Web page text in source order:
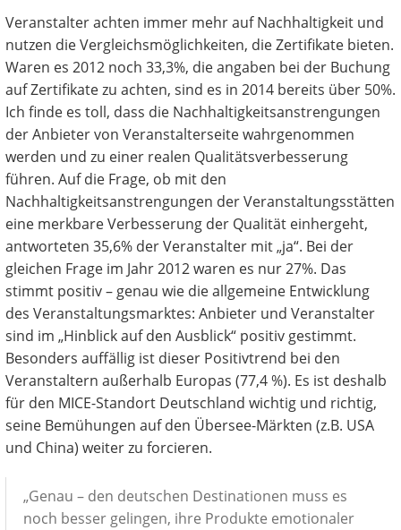
Veranstalter achten immer mehr auf Nachhaltigkeit und
nutzen die Vergleichsmöglichkeiten, die Zertifikate bieten.
Waren es 2012 noch 33,3%, die angaben bei der Buchung
auf Zertifikate zu achten, sind es in 2014 bereits über 50%.
Ich finde es toll, dass die Nachhaltigkeitsanstrengungen
der Anbieter von Veranstalterseite wahrgenommen
werden und zu einer realen Qualitätsverbesserung
führen. Auf die Frage, ob mit den
Nachhaltigkeitsanstrengungen der Veranstaltungsstätten
eine merkbare Verbesserung der Qualität einhergeht,
antworteten 35,6% der Veranstalter mit „ja“. Bei der
gleichen Frage im Jahr 2012 waren es nur 27%. Das
stimmt positiv – genau wie die allgemeine Entwicklung
des Veranstaltungsmarktes: Anbieter und Veranstalter
sind im „Hinblick auf den Ausblick“ positiv gestimmt.
Besonders auffällig ist dieser Positivtrend bei den
Veranstaltern außerhalb Europas (77,4 %). Es ist deshalb
für den MICE-Standort Deutschland wichtig und richtig,
seine Bemühungen auf den Übersee-Märkten (z.B. USA
und China) weiter zu forcieren.
„Genau – den deutschen Destinationen muss es
noch besser gelingen, ihre Produkte emotionaler